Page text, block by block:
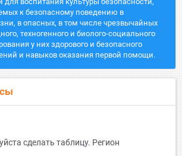
к безопасному поведению в
в опасных, в том числе чрезвычайных
техногенного и биолого-социального
у них здорового и безопасного
и навыков оказания первой помощи.
сделать таблицу. Регион